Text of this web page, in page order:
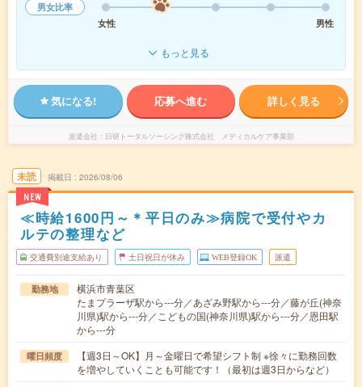
男女比率
女性
男性
もっと見る
気になる! 応募へ進む 詳しく見る
派遣会社 日研トータルソーシング株式会社 メディカルケア事業部
未読
NEW
掲載日 2026/08/06
≪時給1600円～＊平日のみ≫病院で受付やカ
ルテの整理など
交通費別途支給あり 土日祝日が休み WEB登録OK 派遣
勤務地
横浜市青葉区
たまプラーザ駅から---分／あざみ野駅から---分／藤が丘(神奈
川県)駅から---分／こどもの国(神奈川県)駅から---分／恩田駅
から---分
曜日頻度
【週3日～OK】月～金曜日で希望シフト制 ※徐々に勤務回数
を増やしていくことも可能です！（最初は週3日からなど）